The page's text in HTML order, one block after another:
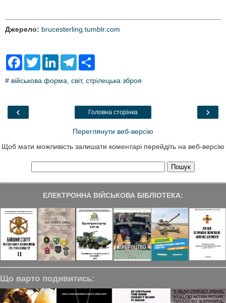
Джерело: brucesterling.tumblr.com
F
e
o
T
t
L
k
T
e
a
r
# військова форма світ, стрілецька зброя
‹ ›
Головна сторінка
Переглянути веб-версію
Щоб мати можливість залишати коментарі перейдіть на веб-версію
ЕЛЕКТРОННА ВІЙСЬКОВА БІБЛІОТЕКА:
Що варто подивитись: